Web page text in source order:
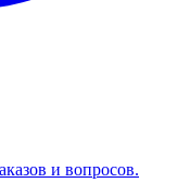
и вопросов.